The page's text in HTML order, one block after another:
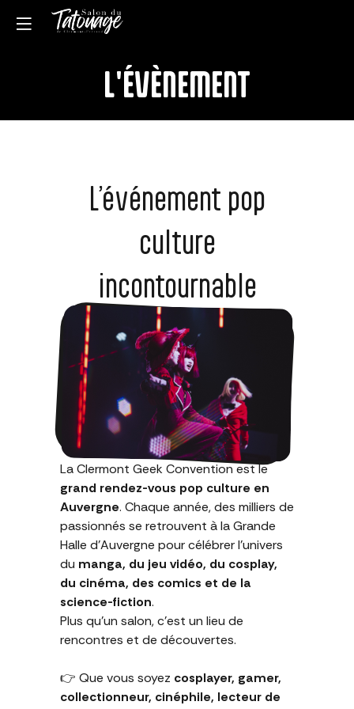
L'ÉVÈNEMENT
L’événement pop
culture
incontournable
La Clermont Geek Convention est le
grand rendez-vous pop culture en
Auvergne. Chaque année, des milliers de
passionnés se retrouvent à la Grande
Halle d’Auvergne pour célébrer l’univers
du manga, du jeu vidéo, du cosplay,
du cinéma, des comics et de la
science-fiction.
Plus qu’un salon, c’est un lieu de
rencontres et de découvertes.
👉 Que vous soyez cosplayer, gamer,
collectionneur, cinéphile, lecteur de